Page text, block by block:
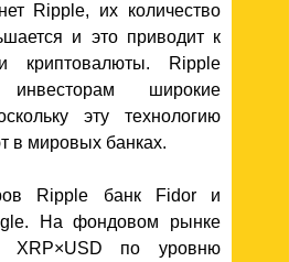
Ripple, их количество
и это приводит к
криптовалюты. Ripple
инвесторам широкие
эту технологию
в мировых банках.
Ripple банк Fidor и
На фондовом рынке
XRP×USD по уровню